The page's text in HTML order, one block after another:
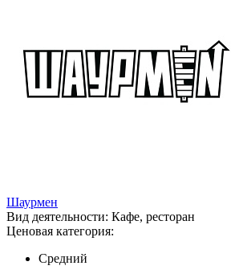
Шаурмен
Вид деятельности: Кафе, ресторан
Ценовая категория:
Средний